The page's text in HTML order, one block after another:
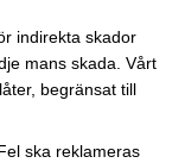
indirekta skador
mans skada. Vårt
begränsat till
ska reklameras